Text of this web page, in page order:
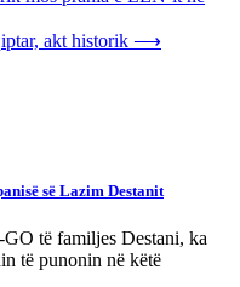
akt historik ⟶
së Lazim Destanit
të familjes Destani, ka
të punonin në këtë